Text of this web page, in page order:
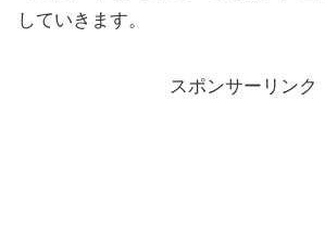
していきます。
スポンサーリンク